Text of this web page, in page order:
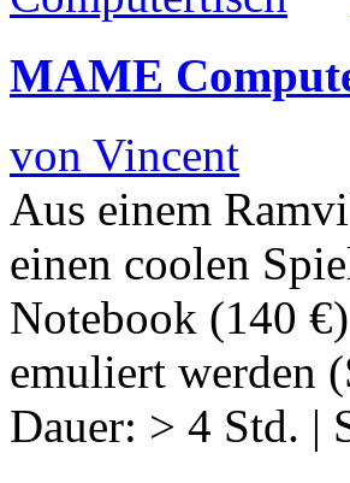
MAME
von Vincent
Aus einem
einen coolen
Notebook (140
emuliert werden
Dauer: > 4 Std. |